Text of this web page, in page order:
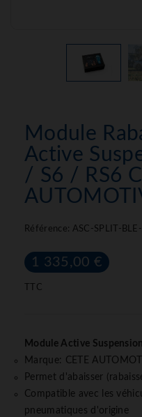
Module
Active
/ S6 / RS6
Référence: ASC-SPLIT-
1 335,00 €
TTC
Module Active
Marque: CETE
Permet d'abaisser
Compatible avec les
pneumatiques d'origine